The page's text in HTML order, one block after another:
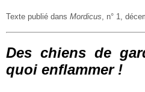
Texte publié dans Mordicus , n° 1,
Des chiens de
quoi enflammer !